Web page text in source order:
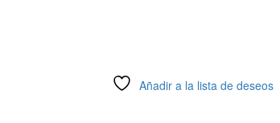
Añadir a la lista de deseos